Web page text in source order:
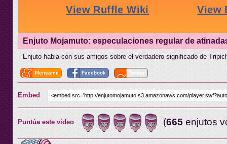
Enjuto Mojamuto: especulaciones regular de
Enjuto habla con sus amigos sobre el verdadero significado de
Meneame Facebook Twitter
Embed
Puntúa este vídeo (665 enjutos